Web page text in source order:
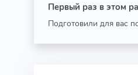
Первый раз в этом
Подготовили для вас